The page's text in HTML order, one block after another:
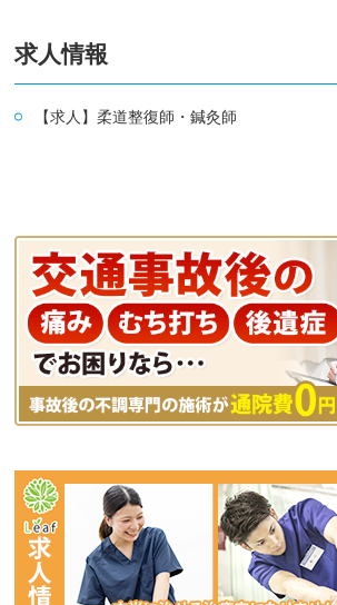
求人情報
【求人】柔道整復師・鍼灸師